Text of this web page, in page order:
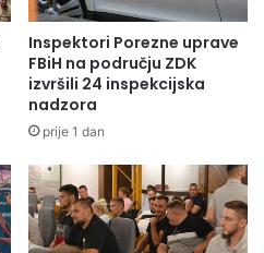
Inspektori Porezne uprave
FBiH na području ZDK
izvršili 24 inspekcijska
nadzora
prije 1 dan